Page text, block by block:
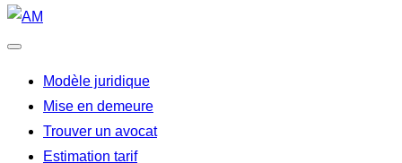
Modèle juridique
Mise en demeure
Trouver un avocat
Estimation tarif